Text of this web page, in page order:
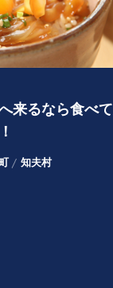
来るなら食べて
知夫村